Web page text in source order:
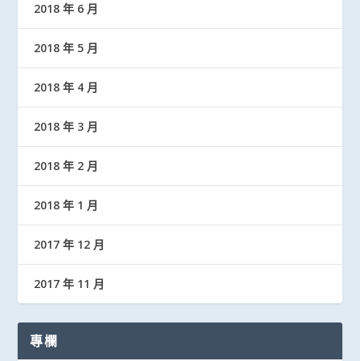
2018 年 6 月
2018 年 5 月
2018 年 4 月
2018 年 3 月
2018 年 2 月
2018 年 1 月
2017 年 12 月
2017 年 11 月
專欄